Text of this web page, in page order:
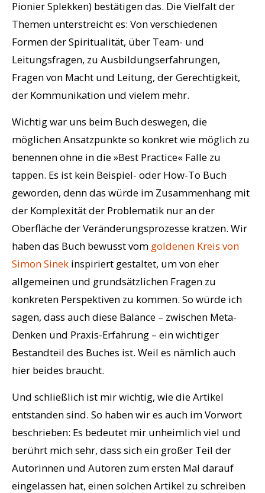
Pionier Splekken) bestätigen das. Die Vielfalt der
Themen unterstreicht es: Von verschiedenen
Formen der Spiritualität, über Team- und
Leitungsfragen, zu Ausbildungserfahrungen,
Fragen von Macht und Leitung, der Gerechtigkeit,
der Kommunikation und vielem mehr.
Wichtig war uns beim Buch deswegen, die
möglichen Ansatzpunkte so konkret wie möglich zu
benennen ohne in die »Best Practice« Falle zu
tappen. Es ist kein Beispiel- oder How-To Buch
geworden, denn das würde im Zusammenhang mit
der Komplexität der Problematik nur an der
Oberfläche der Veränderungsprozesse kratzen. Wir
haben das Buch bewusst vom goldenen Kreis von
Simon Sinek inspiriert gestaltet, um von eher
allgemeinen und grundsätzlichen Fragen zu
konkreten Perspektiven zu kommen. So würde ich
sagen, dass auch diese Balance – zwischen Meta-
Denken und Praxis-Erfahrung – ein wichtiger
Bestandteil des Buches ist. Weil es nämlich auch
hier beides braucht.
Und schließlich ist mir wichtig, wie die Artikel
entstanden sind. So haben wir es auch im Vorwort
beschrieben: Es bedeutet mir unheimlich viel und
berührt mich sehr, dass sich ein großer Teil der
Autorinnen und Autoren zum ersten Mal darauf
eingelassen hat, einen solchen Artikel zu schreiben